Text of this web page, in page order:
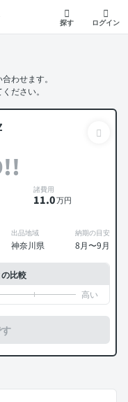
探す ログイン
わせます。
ださい。
諸費用
11.0万円
出品地域
神奈川県
納期の目安
8月〜9月
比較